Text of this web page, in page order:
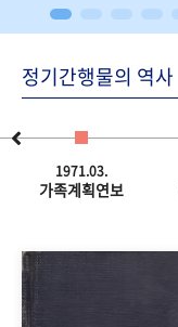
정기간행물의 역사
1971.03.
가족계획연보